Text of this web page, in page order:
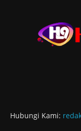
Hubungi Kami: